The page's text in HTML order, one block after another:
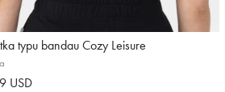
typu bandau Cozy Leisure
USD